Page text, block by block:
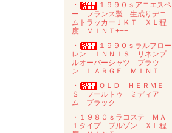
・
１９９０ｓアニエスベ
ー フランス製 生成りデニ
ムトラッカーＪＫＴ ＸＬ程
度 ＭＩＮＴ+++
・
１９９０ｓラルフロー
レン ＩＮＮＩＳ リネンプ
ルオーバーシャツ ブラウ
ン ＬＡＲＧＥ ＭＩＮＴ
・
ＯＬＤ ＨＥＲＭＥ
Ｓ フールトゥ ミディア
ム ブラック
・１９８０ｓラコステ ＭＡ
１タイプ ブルゾン ＸＬ程